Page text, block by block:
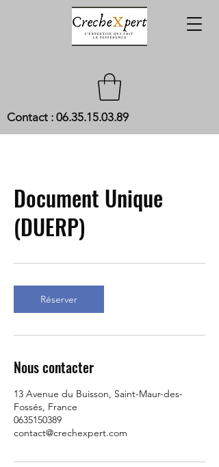
Contact : 06.35.15.03.89
Document Unique
(DUERP)
Réserver
Nous contacter
13 Avenue du Buisson, Saint-Maur-des-
Fossés, France
0635150389
contact@crechexpert.com